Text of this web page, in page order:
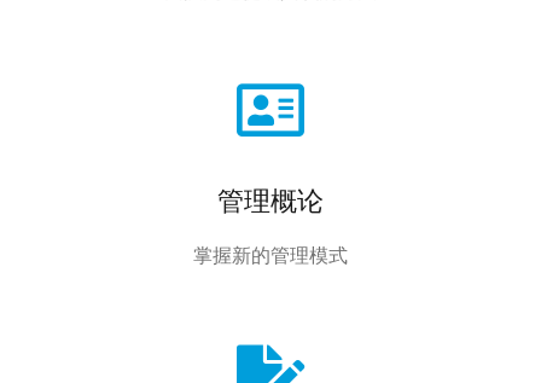
管理概论
掌握新的管理模式